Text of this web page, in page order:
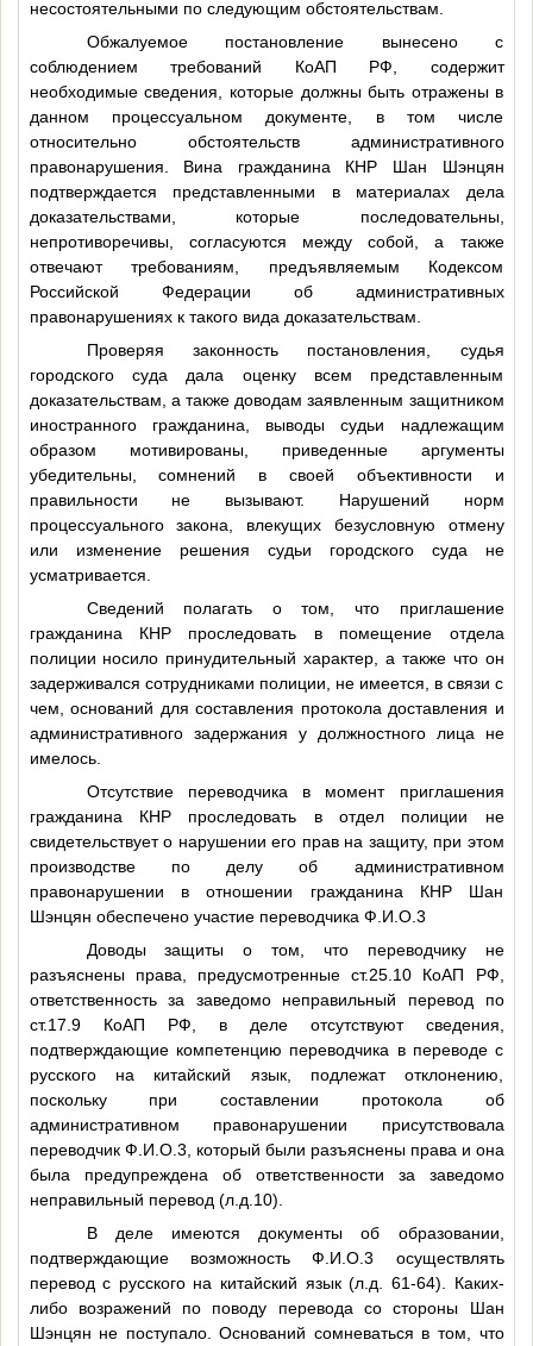
несостоятельными по следующим обстоятельствам.
Обжалуемое постановление вынесено с
соблюдением требований КоАП РФ, содержит
необходимые сведения, которые должны быть отражены в
данном процессуальном документе, в том числе
относительно обстоятельств административного
правонарушения. Вина гражданина КНР Шан Шэнцян
подтверждается представленными в материалах дела
доказательствами, которые последовательны,
непротиворечивы, согласуются между собой, а также
отвечают требованиям, предъявляемым Кодексом
Российской Федерации об административных
правонарушениях к такого вида доказательствам.
Проверяя законность постановления, судья
городского суда дала оценку всем представленным
доказательствам, а также доводам заявленным защитником
иностранного гражданина, выводы судьи надлежащим
образом мотивированы, приведенные аргументы
убедительны, сомнений в своей объективности и
правильности не вызывают. Нарушений норм
процессуального закона, влекущих безусловную отмену
или изменение решения судьи городского суда не
усматривается.
Сведений полагать о том, что приглашение
гражданина КНР проследовать в помещение отдела
полиции носило принудительный характер, а также что он
задерживался сотрудниками полиции, не имеется, в связи с
чем, оснований для составления протокола доставления и
административного задержания у должностного лица не
имелось.
Отсутствие переводчика в момент приглашения
гражданина КНР проследовать в отдел полиции не
свидетельствует о нарушении его прав на защиту, при этом
производстве по делу об административном
правонарушении в отношении гражданина КНР Шан
Шэнцян обеспечено участие переводчика Ф.И.О.3
Доводы защиты о том, что переводчику не
разъяснены права, предусмотренные ст.25.10 КоАП РФ,
ответственность за заведомо неправильный перевод по
ст.17.9 КоАП РФ, в деле отсутствуют сведения,
подтверждающие компетенцию переводчика в переводе с
русского на китайский язык, подлежат отклонению,
поскольку при составлении протокола об
административном правонарушении присутствовала
переводчик Ф.И.О.3 , который были разъяснены права и она
была предупреждена об ответственности за заведомо
неправильный перевод (л.д.10).
В деле имеются документы об образовании,
подтверждающие возможностьФ.И.О.3 осуществлять
перевод с русского на китайский язык (л.д. 61-64). Каких-
либо возражений по поводу перевода со стороны Шан
Шэнцян не поступало. Оснований сомневаться в том, что